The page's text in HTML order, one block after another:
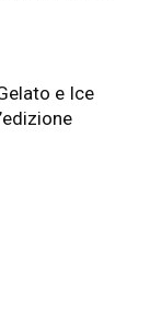
e Ice